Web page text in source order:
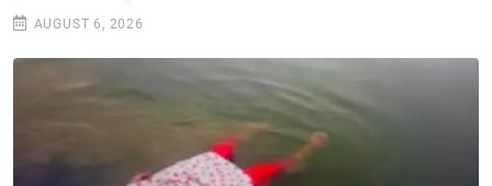
AUGUST 6, 2026